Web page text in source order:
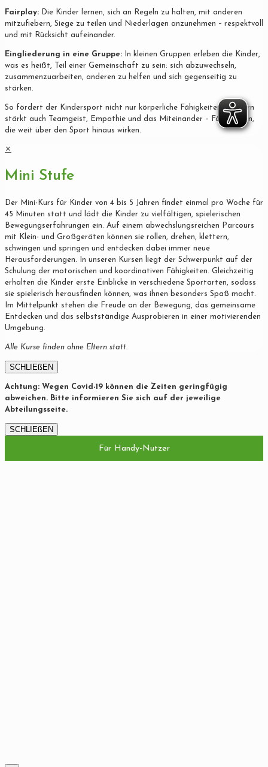
Fairplay: Die Kinder lernen, sich an Regeln zu halten, mit anderen
mitzufiebern, Siege zu teilen und Niederlagen anzunehmen – respektvoll
und mit Rücksicht aufeinander.
Eingliederung in eine Gruppe: In kleinen Gruppen erleben die Kinder,
was es heißt, Teil einer Gemeinschaft zu sein: sich abzuwechseln,
zusammenzuarbeiten, anderen zu helfen und sich gegenseitig zu
stärken.
So fördert der Kindersport nicht nur körperliche Fähigkeiten, sondern
stärkt auch Teamgeist, Empathie und das Miteinander – Fähigkeiten,
die weit über den Sport hinaus wirken.
✕
Mini Stufe
Der Mini-Kurs für Kinder von 4 bis 5 Jahren findet einmal pro Woche für
45 Minuten statt und lädt die Kinder zu vielfältigen, spielerischen
Bewegungserfahrungen ein. Auf einem abwechslungsreichen Parcours
mit Klein- und Großgeräten können sie rollen, drehen, klettern,
schwingen und springen und entdecken dabei immer neue
Herausforderungen. In unseren Kursen liegt der Schwerpunkt auf der
Schulung der motorischen und koordinativen Fähigkeiten. Gleichzeitig
erhalten die Kinder erste Einblicke in verschiedene Sportarten, sodass
sie spielerisch herausfinden können, was ihnen besonders Spaß macht.
Im Mittelpunkt stehen die Freude an der Bewegung, das gemeinsame
Entdecken und das selbstständige Ausprobieren in einer motivierenden
Umgebung.
Alle Kurse finden ohne Eltern statt.
SCHLIEßEN
Achtung: Wegen Covid-19 können die Zeiten geringfügig
abweichen. Bitte informieren Sie sich auf der jeweilige
Abteilungsseite.
SCHLIEßEN
Für Handy-Nutzer